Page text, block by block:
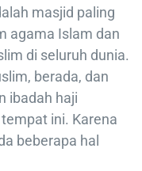
masjid paling
agama Islam dan
di seluruh dunia.
berada, dan
ibadah haji
ini. Karena
beberapa hal